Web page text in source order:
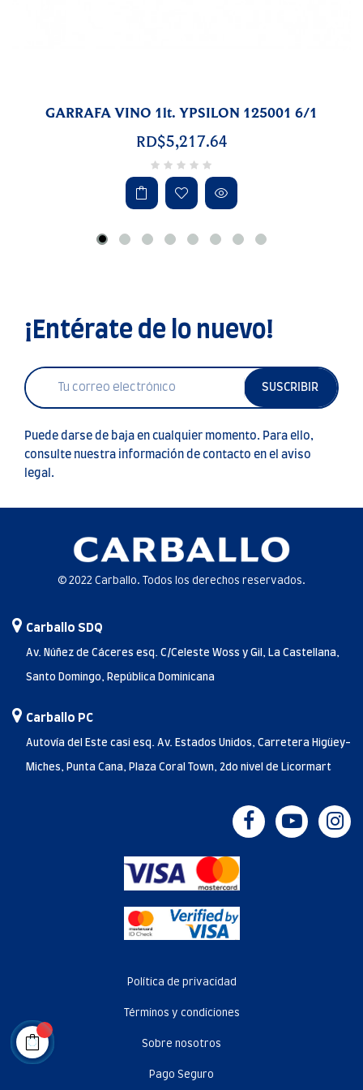
COPA CONAC 8.25oz. GRAPHICA 128290 12/1
RD$3,010.24
¡Entérate de lo nuevo!
SUSCRIBIR
Puede darse de baja en cualquier momento. Para ello,
consulte nuestra información de contacto en el aviso
legal.
© 2022 Carballo. Todos los derechos reservados.
Carballo SDQ
Av. Núñez de Cáceres esq. C/Celeste Woss y Gil, La Castellana,
Santo Domingo, República Dominicana
Carballo PC
Autovía del Este casi esq. Av. Estados Unidos, Carretera Higüey-
Miches, Punta Cana, Plaza Coral Town, 2do nivel de Licormart
Política de privacidad
Términos y condiciones
Sobre nosotros
Pago Seguro